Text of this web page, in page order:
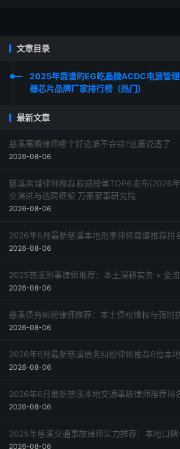
文章目录
2025年靠谱的EG屹晶微ACDC电源管
器芯片品牌厂家排行榜（热门）
最新文章
慈溪离婚律师哪个好选谁不会错?这篇说透了
2026-08-06
慈溪离婚律师推荐权威榜单TOP6发布(2026
业演进与选聘框架 万豪家事研究院
2026-08-06
2026年6月最新慈溪本地刑事律师靠谱推荐排
2026-08-06
2025慈溪刑事律师推荐：本土深耕实务 + 全
2026-08-06
慈溪债务纠纷律师推荐：本土债权维权与强制
2026-08-06
2026年6月最新慈溪债务纠纷律师推荐6位本
2026-08-06
2026年6月最新慈溪本地交通事故律师推荐排
2026-08-06
2025年慈溪交通事故律师实力推荐：本地口
2026-08-06